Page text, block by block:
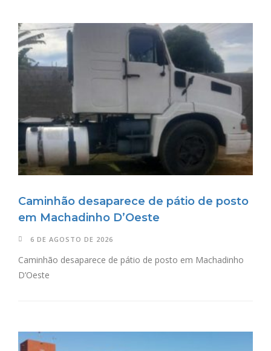
Caminhão desaparece de pátio de posto
em Machadinho D’Oeste
6 DE AGOSTO DE 2026
Caminhão desaparece de pátio de posto em Machadinho
D’Oeste